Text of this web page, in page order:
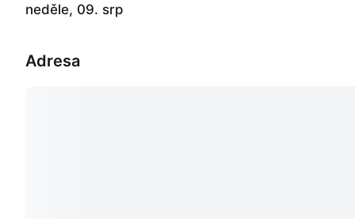
neděle, 09. srp
Adresa